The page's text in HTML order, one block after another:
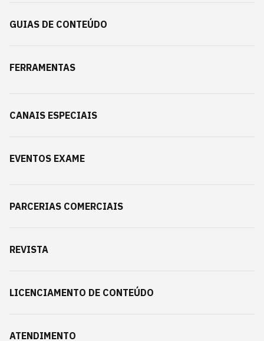
GUIAS DE CONTEÚDO
FERRAMENTAS
CANAIS ESPECIAIS
EVENTOS EXAME
PARCERIAS COMERCIAIS
REVISTA
LICENCIAMENTO DE CONTEÚDO
ATENDIMENTO